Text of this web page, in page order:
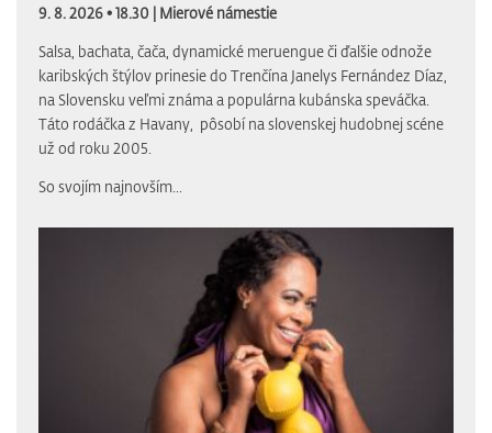
9. 8. 2026 • 18.30 | Mierové námestie
Salsa, bachata, čača, dynamické meruengue či ďalšie odnože
karibských štýlov prinesie do Trenčína Janelys Fernández Díaz,
na Slovensku veľmi známa a populárna kubánska speváčka.
Táto rodáčka z Havany, pôsobí na slovenskej hudobnej scéne
už od roku 2005.
So svojím najnovším...